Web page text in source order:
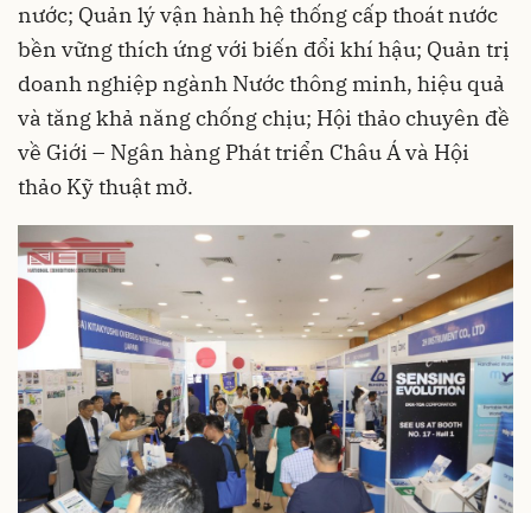
nước; Quản lý vận hành hệ thống cấp thoát nước
bền vững thích ứng với biến đổi khí hậu; Quản trị
doanh nghiệp ngành Nước thông minh, hiệu quả
và tăng khả năng chống chịu; Hội thảo chuyên đề
về Giới – Ngân hàng Phát triển Châu Á và Hội
thảo Kỹ thuật mở.